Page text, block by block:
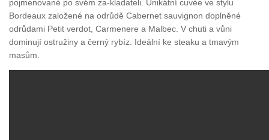
pojmenované po svém za-kladateli. Unikátní cuvée ve stylu
Bordeaux založené na odrůdě Cabernet sauvignon doplněné
odrůdami Petit verdot, Carmenere a Malbec. V chuti a vůni
dominují ostružiny a černý rybíz. Ideální ke steaku a tmavým
masům.